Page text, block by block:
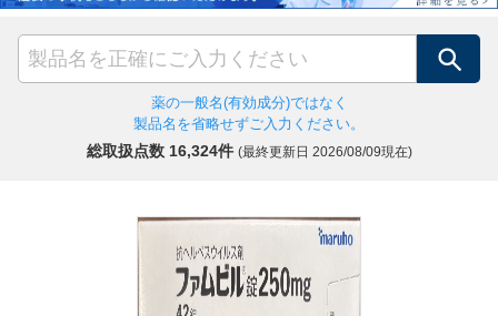
検索
薬の一般名(有効成分)ではなく
製品名を省略せずご入力ください。
総取扱点数 16,324件 (最終更新日 2026/08/09現在)